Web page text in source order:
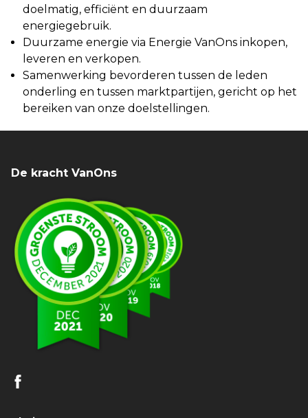
doelmatig, efficiënt en duurzaam
energiegebruik.
Duurzame energie via Energie VanOns inkopen,
leveren en verkopen.
Samenwerking bevorderen tussen de leden
onderling en tussen marktpartijen, gericht op het
bereiken van onze doelstellingen.
De kracht VanOns